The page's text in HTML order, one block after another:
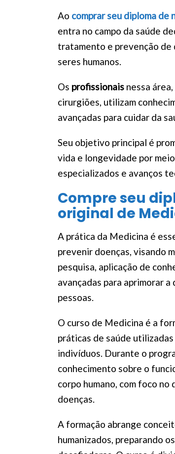
Ao comprar seu diploma
entra no campo da saúde
tratamento e prevenção de
seres humanos.
Os profissionais nessa
cirurgiões, utilizam
avançadas para cuidar da
Seu objetivo principal é
vida e longevidade por
especializados e avanços
Compre seu
original de
A prática da Medicina é
prevenir doenças, visando
pesquisa, aplicação de
avançadas para aprimorar
pessoas.
O curso de Medicina é a
práticas de saúde
indivíduos. Durante o
conhecimento sobre o
corpo humano, com foco
doenças.
A formação abrange
humanizados, preparando